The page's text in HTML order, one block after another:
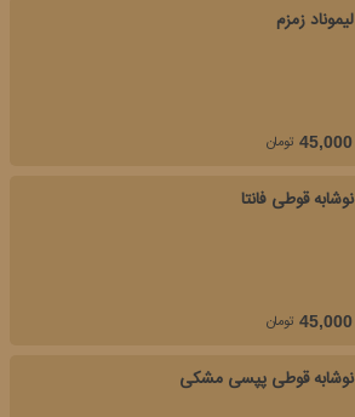
لیموناد زمزم
45,000 تومان
نوشابه قوطی فانتا
45,000 تومان
نوشابه قوطی پپسی مشکی